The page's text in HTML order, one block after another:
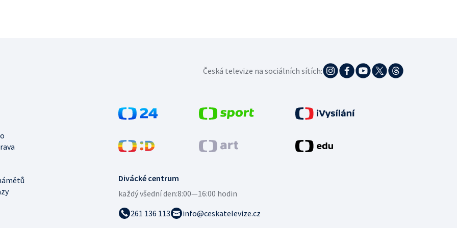
Divácké centrum
každý všední den:8:00—16:00 hodin
261 136 113
info@ceskatelevize.cz
Česká televize na sociálních sítích: